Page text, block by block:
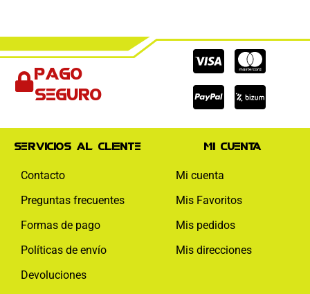
Pago
seguro
Cc-
visa
Cc-
Cc-
paypal
Servicios al cliente
Contacto
Preguntas frecuentes
Formas de pago
Políticas de envío
Devoluciones
Mi cuenta
Mi cuenta
Mis Favoritos
Mis pedidos
Mis direcciones